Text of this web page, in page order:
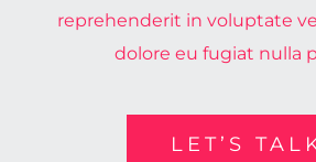
reprehenderit in voluptate
dolore eu fugiat nulla
LET’S